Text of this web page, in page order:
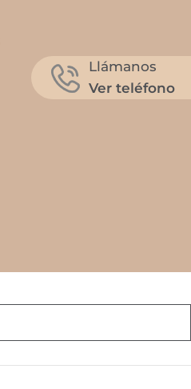
Llámanos
Ver teléfono